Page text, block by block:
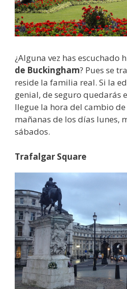
¿Alguna vez has escuchado
de Buckingham? Pues se
reside la familia real. Si la
genial, de seguro quedarás
llegue la hora del cambio
mañanas de los días lunes,
sábados.
Trafalgar Square